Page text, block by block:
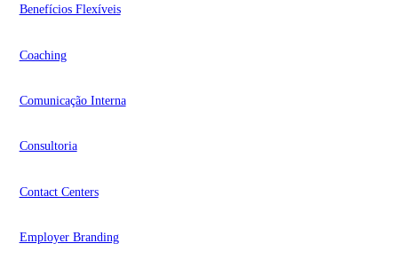
Benefícios Flexíveis
Coaching
Comunicação Interna
Consultoria
Contact Centers
Employer Branding